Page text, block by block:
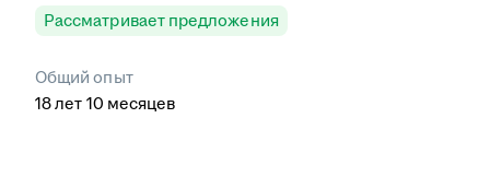
Рассматривает предложения
Общий опыт
18лет 10 месяцев